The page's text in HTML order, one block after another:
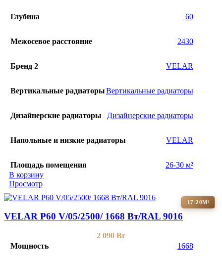
Глубина 60
Межосевое расстояние 2430
Бренд 2 VELAR
Вертикальные радиаторыВертикальные радиаторы
Дизайнерские радиаторы Дизайнерские радиаторы
Напольные и низкие радиаторы VELAR
Площадь помещения
26-30 м²
В корзину
Просмотр
17-20М²
VELAR P60 V/05/2500/ 1668 Bт/RAL 9016
2 090 Br
Мощность
1668